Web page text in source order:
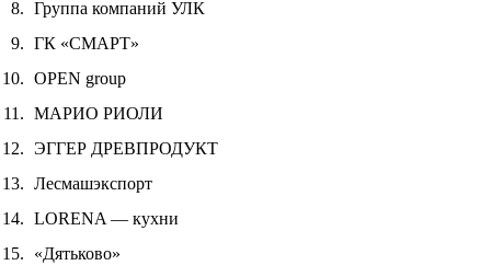
Группа компаний УЛК
ГК «СМАРТ»
OPEN group
МАРИО РИОЛИ
ЭГГЕР ДРЕВПРОДУКТ
Лесмашэкспорт
LORENA — кухни
«Дятьково»